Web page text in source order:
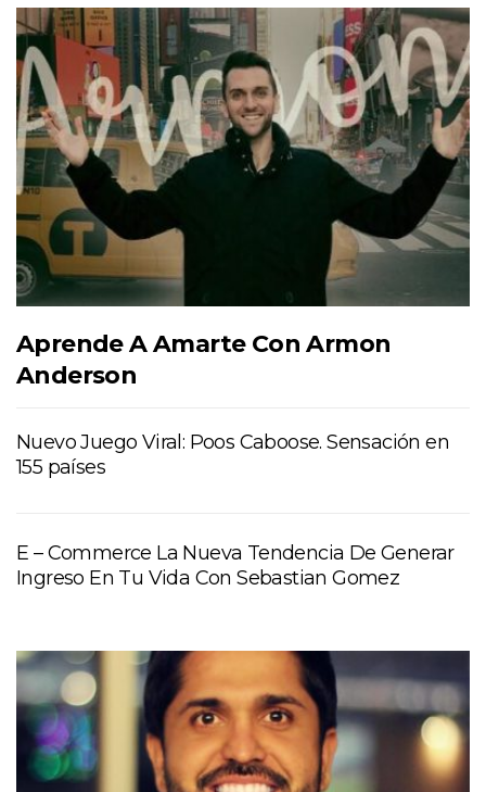
Aprende A Amarte Con Armon
Anderson
Nuevo Juego Viral: Poos Caboose. Sensación en
155 países
E – Commerce La Nueva Tendencia De Generar
Ingreso En Tu Vida Con Sebastian Gomez